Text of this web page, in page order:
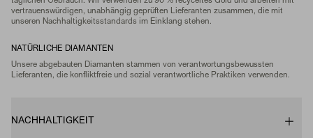
vertrauenswürdigen, unabhängig geprüften Lieferanten zusammen, die mit
unseren Nachhaltigkeitsstandards im Einklang stehen.
NATÜRLICHE DIAMANTEN
Unsere abgebauten Diamanten stammen von verantwortungsbewussten
Lieferanten, die konfliktfreie und sozial verantwortliche Praktiken verwenden.
NACHHALTIGKEIT